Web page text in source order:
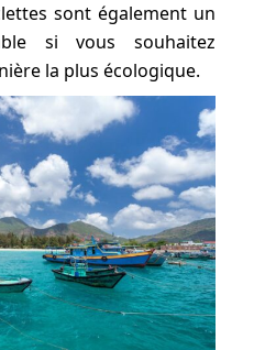
sont également un
si vous souhaitez
la plus écologique.